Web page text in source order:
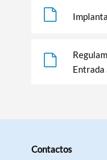
Entrada
Contactos